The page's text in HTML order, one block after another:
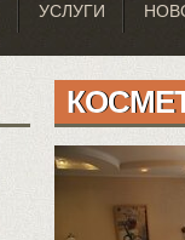
УСЛУГИ